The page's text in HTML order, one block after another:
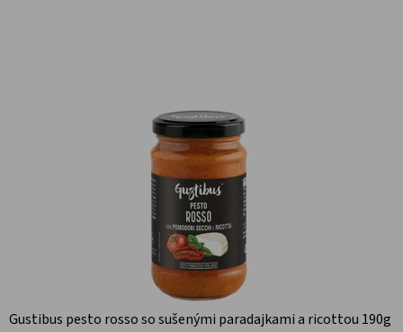
Gustibus pesto rosso so sušenými paradajkami a ricottou 190g